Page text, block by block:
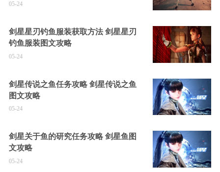
05-24
剑星星刃钓鱼服装获取方法 剑星星刃
钓鱼服装图文攻略
05-24
剑星传说之鱼任务攻略 剑星传说之鱼
图文攻略
05-24
剑星关于鱼的研究任务攻略 剑星鱼图
文攻略
05-24